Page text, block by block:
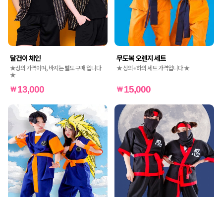
달건이 체인
★상의 가격이며, 바지는 별도 구매 입니다
★
13,000
무도복 오렌지 세트
★ 상의+하의 세트 가격입니다 ★
15,000